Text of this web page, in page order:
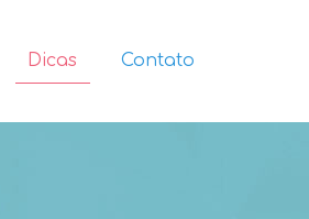
Dicas Contato